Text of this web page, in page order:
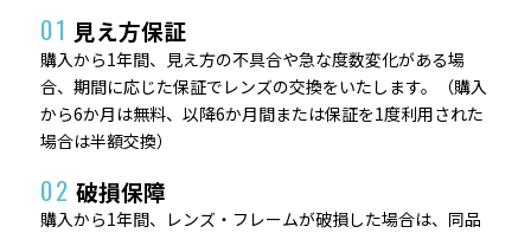
01 見え方保証
購入から1年間、見え方の不具合や急な度数変化がある場
合、期間に応じた保証でレンズの交換をいたします。（購入
から6か月は無料、以降6か月間または保証を1度利用された
場合は半額交換）
02 破損保障
購入から1年間、レンズ・フレームが破損した場合は、同品